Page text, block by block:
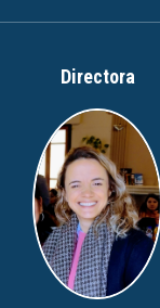
Directora